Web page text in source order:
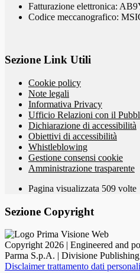
Fatturazione elettronica:
Codice meccanografico:
Sezione Link Utili
Cookie policy
Note legali
Informativa Privacy
Ufficio Relazioni con il
Dichiarazione di accessibilità
Obiettivi di accessibilità
Whistleblowing
Gestione consensi cookie
Amministrazione trasparente
Pagina visualizzata 509 volte
Sezione Copyright
Copyright 2026 | Engineered and
Parma S.p.A. | Divisione
Disclaimer trattamento dati personali